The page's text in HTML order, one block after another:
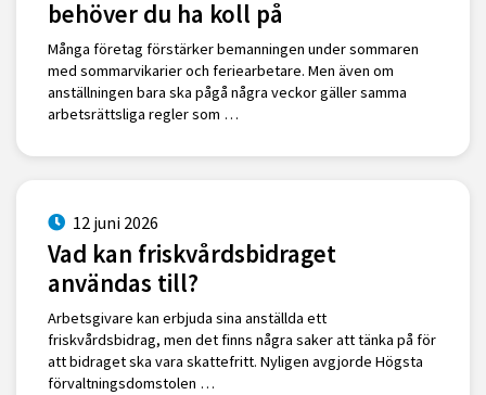
behöver du ha koll på
Många företag förstärker bemanningen under sommaren
med sommarvikarier och feriearbetare. Men även om
anställningen bara ska pågå några veckor gäller samma
arbetsrättsliga regler som …
12 juni 2026
Vad kan friskvårdsbidraget
användas till?
Arbetsgivare kan erbjuda sina anställda ett
friskvårdsbidrag, men det finns några saker att tänka på för
att bidraget ska vara skattefritt. Nyligen avgjorde Högsta
förvaltningsdomstolen …